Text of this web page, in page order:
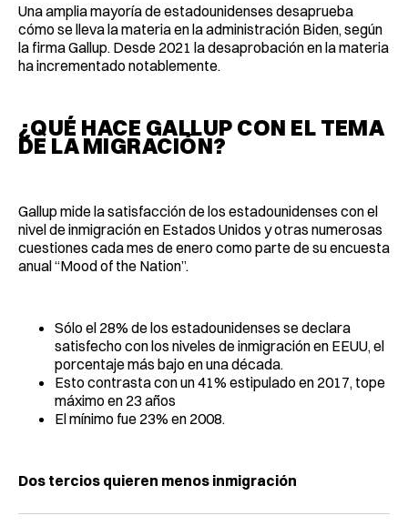
Una amplia mayoría de estadounidenses desaprueba
cómo se lleva la materia en la administración Biden, según
la firma Gallup. Desde 2021 la desaprobación en la materia
ha incrementado notablemente.
¿QUÉ HACE GALLUP CON EL TEMA
DE LA MIGRACIÓN?
Gallup mide la satisfacción de los estadounidenses con el
nivel de inmigración en Estados Unidos y otras numerosas
cuestiones cada mes de enero como parte de su encuesta
anual “Mood of the Nation”.
Sólo el 28% de los estadounidenses se declara
satisfecho con los niveles de inmigración en EEUU, el
porcentaje más bajo en una década.
Esto contrasta con un 41% estipulado en 2017, tope
máximo en 23 años
El mínimo fue 23% en 2008.
Dos tercios quieren menos inmigración